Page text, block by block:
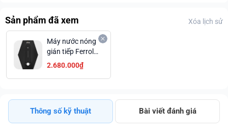
Sản phẩm đã xem Xóa lịch sử
Máy nước nóng
gián tiếp Ferroli
20 lít 2500W
2.680.000₫
Thông số kỹ thuật Bài viết đánh giá